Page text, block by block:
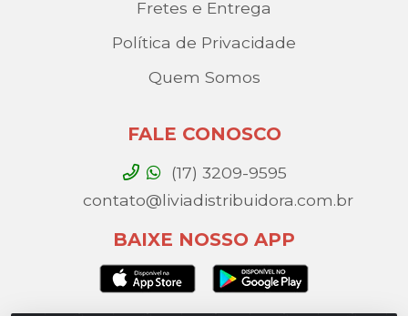
Fretes e Entrega
Política de Privacidade
Quem Somos
FALE CONOSCO
(17) 3209-9595
contato@liviadistribuidora.com.br
BAIXE NOSSO APP